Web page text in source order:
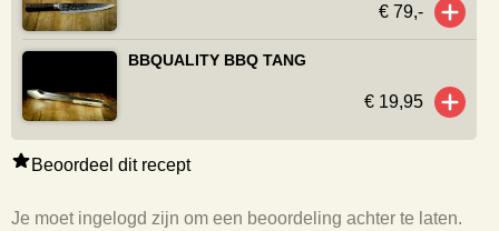
Beoordeel dit recept
Je moet ingelogd zijn om een beoordeling achter te laten.
€ 79,-
BBQUALITY BBQ TANG
€ 19,95